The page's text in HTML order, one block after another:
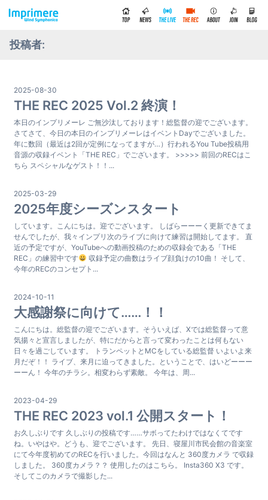
投稿者:
2025-08-30
THE REC 2025 Vol.2 終演！
本日のインプリメーレ ご無沙汰しております！総監督の迎でございます。
さてさて、今日の本日のインプリメーレはイベントDayでございました。
年に数回（最近は2回が定例になってますが…）行われるYou Tube投稿用
音源の収録イベント「THE REC」でございます。 >>>>> 前回のRECはこ
ちら スペシャルなゲスト！！...
2025-03-29
2025年度シーズンスタート
しています。こんにちは。迎でございます。 しばらーーーく更新できてま
せんでしたが、我々インプリ次のライブに向けて練習は開始してます。 直
近の予定ですが、YouTubeへの動画投稿のための収録会である「THE
REC」の練習中です
収録予定の曲数はライブ顔負けの10曲！ そして、
今年のRECのコンセプト...
2024-10-11
大感謝祭に向けて……！！
こんにちは。総監督の迎でございます。そういえば、Xでは総監督って意
気揚々と宣言しましたが、特にだからと言って変わったことは何もない
日々を過ごしています。 トランペットとMCをしている総監督 いよいよ来
月だぞ！！ ライブ、来月に迫ってきました。ということで、はいどーーー
ーーん！ 今年のチラシ。相変わらず素敵。 今年は、周...
2023-04-29
THE REC 2023 vol.1 公開スタート！
お久しぶりです 久しぶりの投稿です……サボってたわけではなくてです
ね。いやはや。どうも、迎でございます。 先日、寝屋川市民会館の音楽室
にて今年度初めてのRECを行いました。今回はなんと 360度カメラ で収録
しました。 360度カメラ？？ 使用したのはこちら。 Insta360 X3 です。
そしてこのカメラで撮影した...